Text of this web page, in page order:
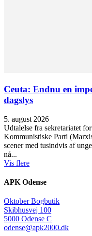
Ceuta: Endnu en
dagslys
5. august 2026
Udtalelse fra sekretariatet
Kommunistiske Parti
scener med tusindvis af
nå...
Vis flere
APK Odense
Oktober Bogbutik
Skibhusvej 100
5000 Odense C
odense@apk2000.dk